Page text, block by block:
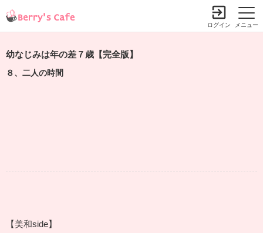
メニュー
ログイン
幼なじみは年の差７歳【完全版】
８、二人の時間
【美和side】